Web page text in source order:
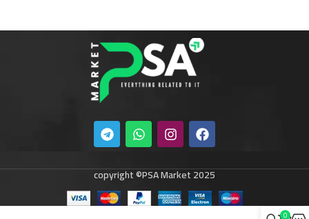
copyright ©PSA Market 2025
0